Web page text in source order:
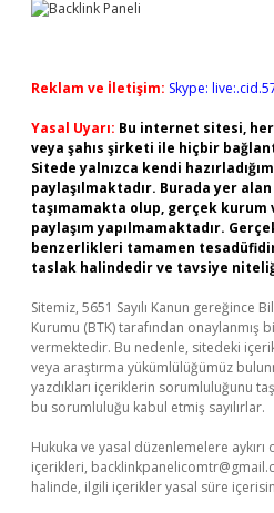
Reklam ve İletişim: Skype:
Yasal Uyarı: Bu internet sitesi,
veya şahıs şirketi ile hiçbir
Sitede yalnızca kendi
paylaşılmaktadır. Burada yer
taşımamakta olup, gerçek kurum
paylaşım yapılmamaktadır.
benzerlikleri tamamen
taslak halindedir ve tavsiye
Sitemiz, 5651 Sayılı Kanun gereğince
Kurumu (BTK) tarafından onaylanmış
vermektedir. Bu nedenle, sitedeki
veya araştırma yükümlülüğümüz
yazdıkları içeriklerin sorumluluğunu
bu sorumluluğu kabul etmiş sayılırlar.
Hukuka ve yasal düzenlemelere
içerikleri,
halinde, ilgili içerikler yasal süre